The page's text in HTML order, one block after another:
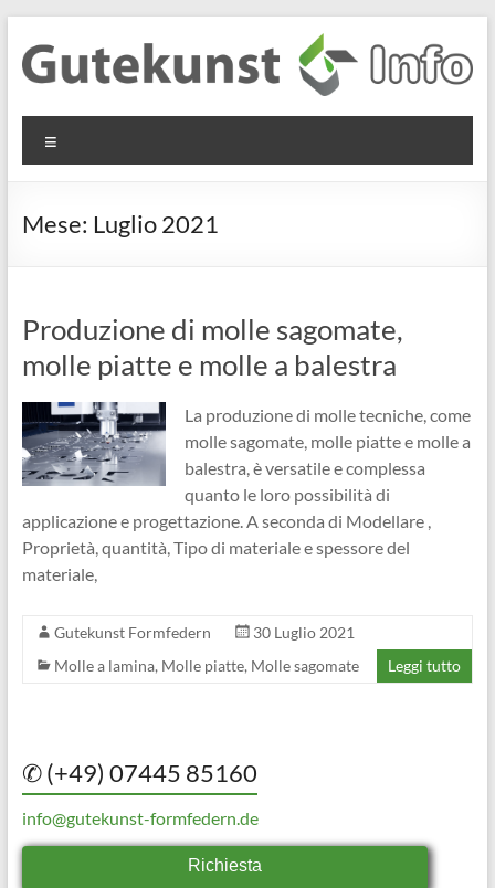
contenuto
Gutekunst
Formfedern
GmbH
Informationen
Flachmaterial
Mese: Luglio 2021
Produzione di molle sagomate,
molle piatte e molle a balestra
La produzione di molle tecniche, come
molle sagomate, molle piatte e molle a
balestra, è versatile e complessa
quanto le loro possibilità di
applicazione e progettazione. A seconda di Modellare ,
Proprietà, quantità, Tipo di materiale e spessore del
materiale,
Gutekunst Formfedern
30 Luglio 2021
Molle a lamina, Molle piatte, Molle sagomate Leggi tutto
✆ (+49) 07445 85160
info@gutekunst-formfedern.de
Richiesta